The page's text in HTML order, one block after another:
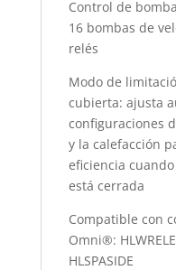
Control de
16 bombas de
relés
Modo de
cubierta: ajusta
configuraciones
y la calefacción
eficiencia
está cerrada
Compatible con
Omni®:
HLSPASIDE